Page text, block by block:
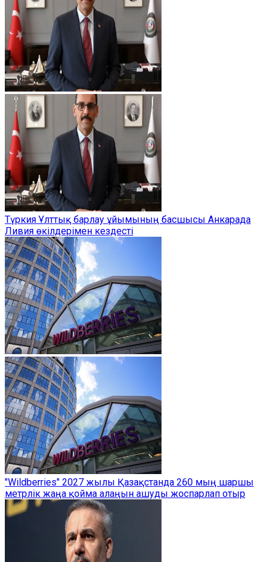
Түркия Ұлттық барлау ұйымының басшысы Анкарада
Ливия өкілдерімен кездесті
"Wildberries" 2027 жылы Қазақстанда 260 мың шаршы
метрлік жаңа қойма алаңын ашуды жоспарлап отыр